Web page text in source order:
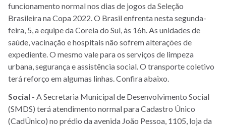
funcionamento normal nos dias de jogos da Seleção
Brasileira na Copa 2022. O Brasil enfrenta nesta segunda-
feira, 5, a equipe da Coreia do Sul, às 16h. As unidades de
saúde, vacinação e hospitais não sofrem alterações de
expediente. O mesmo vale para os serviços de limpeza
urbana, segurança e assistência social. O transporte coletivo
terá reforço em algumas linhas. Confira abaixo.
Social - A Secretaria Municipal de Desenvolvimento Social
(SMDS) terá atendimento normal para Cadastro Único
(CadÚnico) no prédio da avenida João Pessoa, 1105, loja da